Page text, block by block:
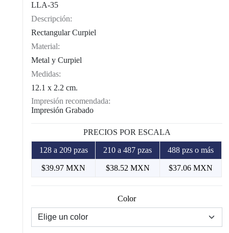
LLA-35
Descripción:
Rectangular Curpiel
Material:
Metal y Curpiel
Medidas:
12.1 x 2.2 cm.
Impresión recomendada:
Impresión Grabado
PRECIOS POR ESCALA
128 a 209 pzas 210 a 487 pzas 488 pzs o más
$39.97 MXN $38.52 MXN $37.06 MXN
Color